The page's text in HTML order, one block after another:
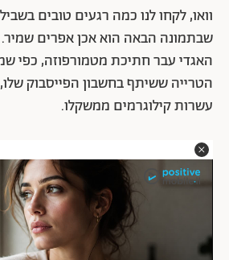
וואו, לקחו לנו כמה רגעים טובים
שבתמונה הבאה הוא אכן אפרים שמיר.
האגדי עבר חתיכת מטמורפוזה, כפי
הטרייה ששיתף בחשבון הפייסבוק שלו,
עשרות קילוגרמים ממשקלו.